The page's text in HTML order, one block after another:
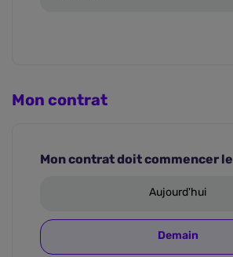
Mon contrat
Mon contrat doit commencer le
Aujourd'hui
Demain